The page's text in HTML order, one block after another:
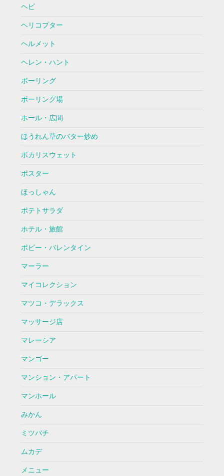
ヘビ
ヘリコプター
ヘルメット
ヘレン・ハント
ボーリング
ボーリング場
ホール・広間
ほうれん草のバター炒め
ポカリスウェット
ポスター
ほっしゃん
ポテトサラダ
ホテル・旅館
ボビー・バレンタイン
マーラー
マイコレクション
マツコ・デラックス
マッサージ店
マレーシア
マンゴー
マンション・アパート
マンホール
みかん
ミツバチ
ムカデ
メニュー